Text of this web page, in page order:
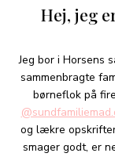
Hej, jeg
Jeg bor i Horsens
sammenbragte
børneflok på
og lækre
smager godt, er